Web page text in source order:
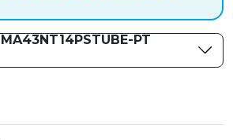
PT